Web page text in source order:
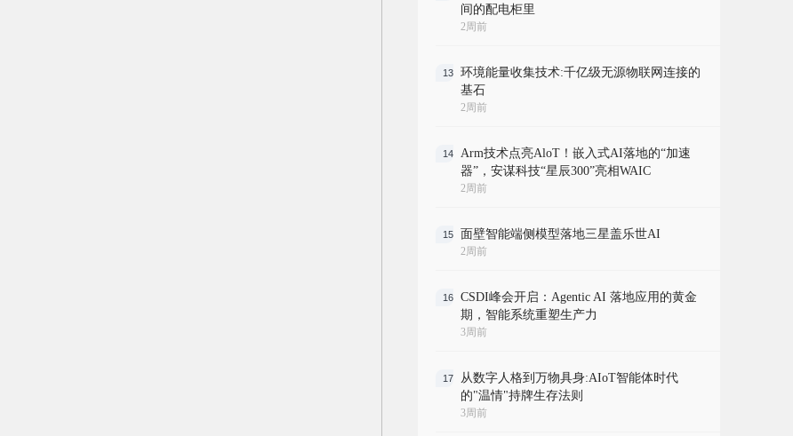
间的配电柜里
2周前
13
环境能量收集技术:千亿级无源物联网连接的
基石
2周前
14
Arm技术点亮AloT！嵌入式AI落地的“加速
器”，安谋科技“星辰300”亮相WAIC
2周前
15 面壁智能端侧模型落地三星盖乐世AI
2周前
16
CSDI峰会开启：Agentic AI 落地应用的黄金
期，智能系统重塑生产力
3周前
17
从数字人格到万物具身:AIoT智能体时代
的"温情"持牌生存法则
3周前